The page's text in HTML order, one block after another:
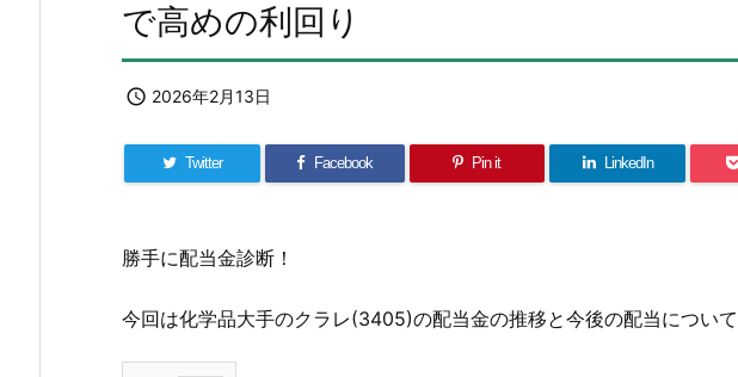
で高めの利回り
 2026年2月13日
Twitter Facebook Pin it LinkedIn
勝手に配当金診断！
今回は化学品大手のクラレ(3405)の配当金の推移と今後の配当について